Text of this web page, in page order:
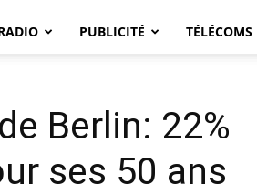
PUBLICITÉ TÉLÉCOMS
Berlin: 22%
ses 50 ans